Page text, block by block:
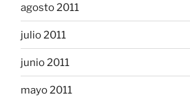
agosto 2011
julio 2011
junio 2011
mayo 2011